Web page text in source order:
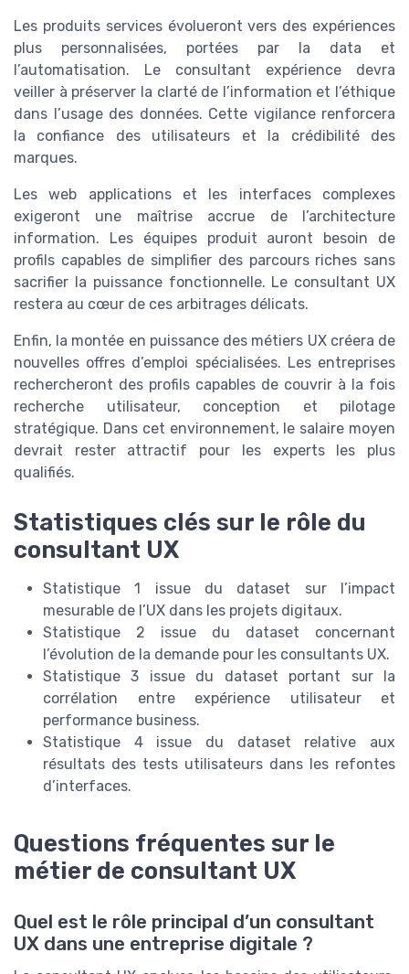
Les produits services évolueront vers des expériences
plus personnalisées, portées par la data et
l’automatisation. Le consultant expérience devra
veiller à préserver la clarté de l’information et l’éthique
dans l’usage des données. Cette vigilance renforcera
la confiance des utilisateurs et la crédibilité des
marques.
Les web applications et les interfaces complexes
exigeront une maîtrise accrue de l’architecture
information. Les équipes produit auront besoin de
profils capables de simplifier des parcours riches sans
sacrifier la puissance fonctionnelle. Le consultant UX
restera au cœur de ces arbitrages délicats.
Enfin, la montée en puissance des métiers UX créera de
nouvelles offres d’emploi spécialisées. Les entreprises
rechercheront des profils capables de couvrir à la fois
recherche utilisateur, conception et pilotage
stratégique. Dans cet environnement, le salaire moyen
devrait rester attractif pour les experts les plus
qualifiés.
Statistiques clés sur le rôle du
consultant UX
Statistique 1 issue du dataset sur l’impact
mesurable de l’UX dans les projets digitaux.
Statistique 2 issue du dataset concernant
l’évolution de la demande pour les consultants UX.
Statistique 3 issue du dataset portant sur la
corrélation entre expérience utilisateur et
performance business.
Statistique 4 issue du dataset relative aux
résultats des tests utilisateurs dans les refontes
d’interfaces.
Questions fréquentes sur le
métier de consultant UX
Quel est le rôle principal d’un consultant
UX dans une entreprise digitale ?